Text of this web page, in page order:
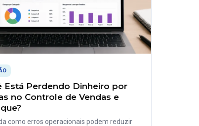
Está Perdendo Dinheiro por
no Controle de Vendas e
como erros operacionais podem reduzir